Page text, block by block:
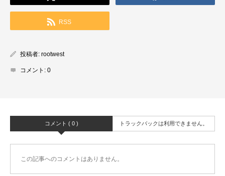
RSS
投稿者: rootwest
コメント: 0
コメント ( 0 ) トラックバックは利用できません。
この記事へのコメントはありません。